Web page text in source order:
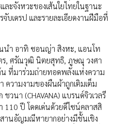
ละจังหวะของเส้นใยไทยในฐานะ
จับเดรป และรายละเอียดงานฝีมือที่
นำ อาทิ ซอนญ่า สิงหะ, แอนโท
ร, ศรัณวุฒิ นิตยสุทธิ, ภูษณุ วงศา
ที่มาร่วมถ่ายทอดพลังแห่งความ
ความงามของผืนผ้าถูกเติมเต็ม
นา (CHAVANA) แบรนด์จิวเวลรี
ปี โดดเด่นด้วยดีไซน์คลาสสิ
านอัญมณีหายากอย่างมีชั้นเชิง